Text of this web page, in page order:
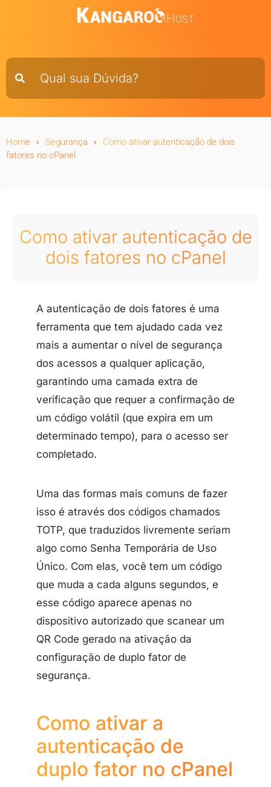
Home Segurança
Como ativar autenticação de dois
fatores no cPanel
Como ativar autenticação de
dois fatores no cPanel
A autenticação de dois fatores é uma
ferramenta que tem ajudado cada vez
mais a aumentar o nível de segurança
dos acessos a qualquer aplicação,
garantindo uma camada extra de
verificação que requer a confirmação de
um código volátil (que expira em um
determinado tempo), para o acesso ser
completado.
Uma das formas mais comuns de fazer
isso é através dos códigos chamados
TOTP, que traduzidos livremente seriam
algo como Senha Temporária de Uso
Único. Com elas, você tem um código
que muda a cada alguns segundos, e
esse código aparece apenas no
dispositivo autorizado que scanear um
QR Code gerado na ativação da
configuração de duplo fator de
segurança.
Como ativar a
autenticação de
duplo fator no cPanel